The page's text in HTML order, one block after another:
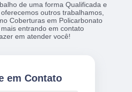
de uma forma Qualificada e
outros trabalhamos,
Coberturas em Policarbonato
entrando em contato
em atender você!
em Contato